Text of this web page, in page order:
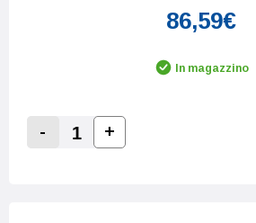
86,59€
In magazzino
Decrease Quantity:
-
Increase Quantity:
+